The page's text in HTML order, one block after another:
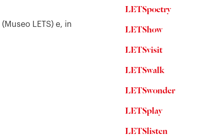
(Museo LETS) e, in
LETSpoetry
LETShow
LETSvisit
LETSwalk
LETSwonder
LETSplay
LETSlisten